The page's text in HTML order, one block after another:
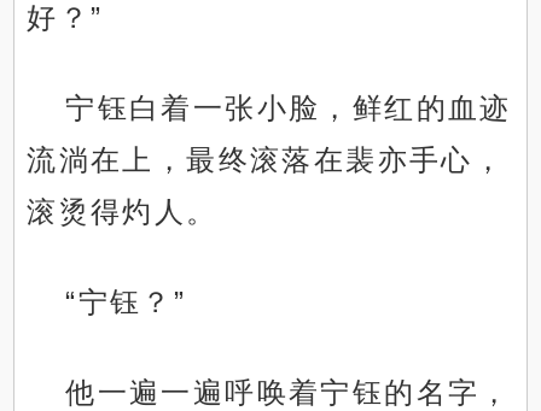
好？”
宁钰白着一张小脸，鲜红的血迹
流淌在上，最终滚落在裴亦手心，
滚烫得灼人。
“宁钰？”
他一遍一遍呼唤着宁钰的名字，